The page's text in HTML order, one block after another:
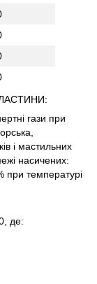
гази при
і мастильних
насичених:
при температурі
де: